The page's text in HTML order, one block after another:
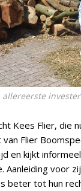
allereerste
Kees Flier, die
Flier
en kijkt
Aanleiding voor
beter tot hun